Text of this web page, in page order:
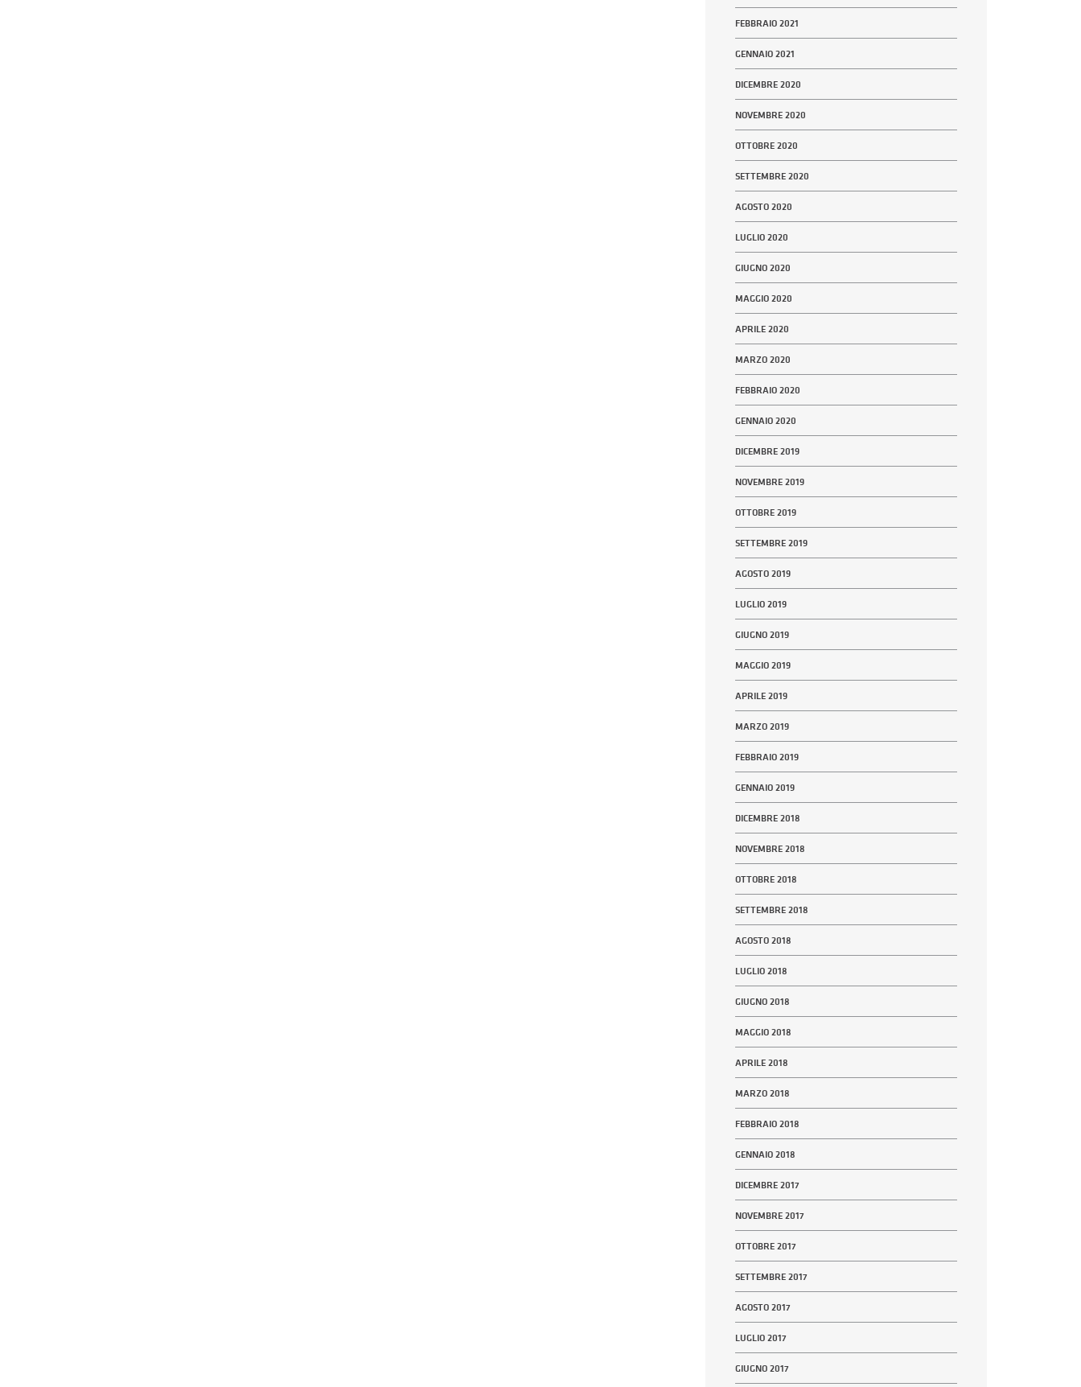
FEBBRAIO 2021
GENNAIO 2021
DICEMBRE 2020
NOVEMBRE 2020
OTTOBRE 2020
SETTEMBRE 2020
AGOSTO 2020
LUGLIO 2020
GIUGNO 2020
MAGGIO 2020
APRILE 2020
MARZO 2020
FEBBRAIO 2020
GENNAIO 2020
DICEMBRE 2019
NOVEMBRE 2019
OTTOBRE 2019
SETTEMBRE 2019
AGOSTO 2019
LUGLIO 2019
GIUGNO 2019
MAGGIO 2019
APRILE 2019
MARZO 2019
FEBBRAIO 2019
GENNAIO 2019
DICEMBRE 2018
NOVEMBRE 2018
OTTOBRE 2018
SETTEMBRE 2018
AGOSTO 2018
LUGLIO 2018
GIUGNO 2018
MAGGIO 2018
APRILE 2018
MARZO 2018
FEBBRAIO 2018
GENNAIO 2018
DICEMBRE 2017
NOVEMBRE 2017
OTTOBRE 2017
SETTEMBRE 2017
AGOSTO 2017
LUGLIO 2017
GIUGNO 2017